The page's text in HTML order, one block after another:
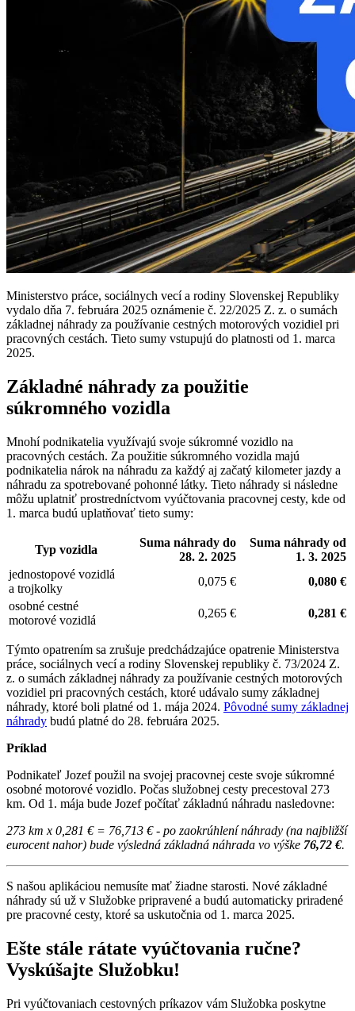
Ministerstvo práce, sociálnych vecí a rodiny Slovenskej Republiky
vydalo dňa 7. februára 2025 oznámenie č. 22/2025 Z. z. o sumách
základnej náhrady za používanie cestných motorových vozidiel pri
pracovných cestách. Tieto sumy vstupujú do platnosti od 1. marca
2025.
Základné náhrady za použitie
súkromného vozidla
Mnohí podnikatelia využívajú svoje súkromné vozidlo na
pracovných cestách. Za použitie súkromného vozidla majú
podnikatelia nárok na náhradu za každý aj začatý kilometer jazdy a
náhradu za spotrebované pohonné látky. Tieto náhrady si následne
môžu uplatniť prostredníctvom vyúčtovania pracovnej cesty, kde od
1. marca budú uplatňovať tieto sumy:
Typ vozidla
Suma náhrady do
28. 2. 2025
Suma náhrady od
1. 3. 2025
jednostopové vozidlá
a trojkolky
0,075 €
0,080 €
osobné cestné
motorové vozidlá
0,265 € 0,281 €
Týmto opatrením sa zrušuje predchádzajúce opatrenie Ministerstva
práce, sociálnych vecí a rodiny Slovenskej republiky č. 73/2024 Z.
z. o sumách základnej náhrady za používanie cestných motorových
vozidiel pri pracovných cestách, ktoré udávalo sumy základnej
náhrady, ktoré boli platné od 1. mája 2024. Pôvodné sumy základnej
náhrady budú platné do 28. februára 2025.
Príklad
Podnikateľ Jozef použil na svojej pracovnej ceste svoje súkromné
osobné motorové vozidlo. Počas služobnej cesty precestoval 273
km. Od 1. mája bude Jozef počítať základnú náhradu nasledovne:
273 km x 0,281 € = 76,713 € - po zaokrúhlení náhrady (na najbližší
eurocent nahor) bude výsledná základná náhrada vo výške 76,72 €.
S našou aplikáciou nemusíte mať žiadne starosti. Nové základné
náhrady sú už v Služobke pripravené a budú automaticky priradené
pre pracovné cesty, ktoré sa uskutočnia od 1. marca 2025.
Ešte stále rátate vyúčtovania ručne?
Vyskúšajte Služobku!
Pri vyúčtovaniach cestovných príkazov vám Služobka poskytne